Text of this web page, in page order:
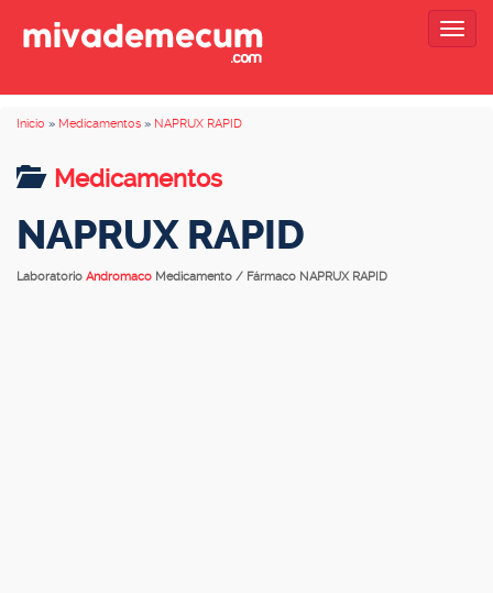
Inicio » Medicamentos » NAPRUX RAPID
Medicamentos
NAPRUX RAPID
Laboratorio Andromaco Medicamento / Fármaco NAPRUX RAPID